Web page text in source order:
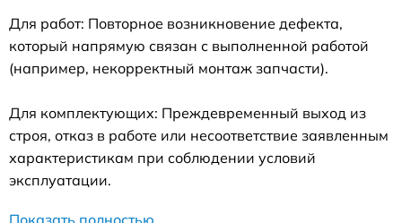
Для работ: Повторное возникновение дефекта,
который напрямую связан с выполненной работой
(например, некорректный монтаж запчасти).
Для комплектующих: Преждевременный выход из
строя, отказ в работе или несоответствие заявленным
характеристикам при соблюдении условий
эксплуатации.
Показать полностью